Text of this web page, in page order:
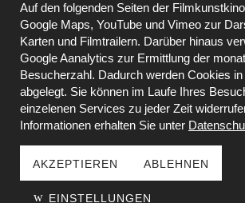
KOOPERATIONSPARTNER
Auf den folgenden Seiten der
Google Maps, YouTube und Vimeo zur
Karten und Filmtrailern. Darüber hinaus
Google Aanalytics zur Ermittlung der
Besucherzahl. Dadurch werden Cookies
abgelegt. Sie können im Laufe Ihres
einzelenen Services zu jeder Zeit
Informationen erhalten Sie unter
AKZEPTIEREN ABLEHNEN
EINSTELLUNGEN